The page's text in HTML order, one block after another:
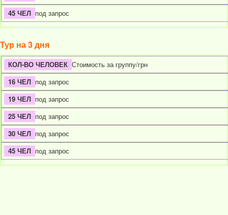
под запрос
Тур на 3 дня
Стоимость за группу/грн
под запрос
под запрос
под запрос
под запрос
под запрос